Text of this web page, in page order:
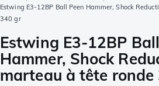
Estwing E3-12BP Ball Peen Hammer, Shock
340 gr
Estwing E3-12BP
Hammer, Shock
marteau à tête ronde